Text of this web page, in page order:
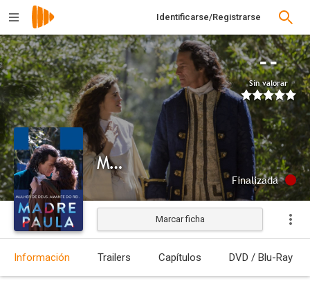
Identificarse/Registrarse
--
Sin valorar
Madre Paula
Finalizada
Marcar ficha
Información Trailers Capítulos DVD / Blu-Ray